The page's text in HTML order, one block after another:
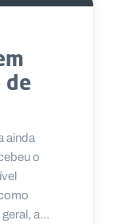
de
ainda
o
a...